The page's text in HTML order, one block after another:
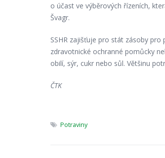
o účast ve výběrových řízeních,
Švagr.
SSHR zajišťuje pro stát zásoby
zdravotnické ochranné pomůcky
obilí, sýr, cukr nebo sůl. Většinu
ČTK
Potraviny